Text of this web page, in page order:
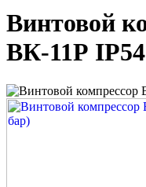
Винтовой
ВК-11Р